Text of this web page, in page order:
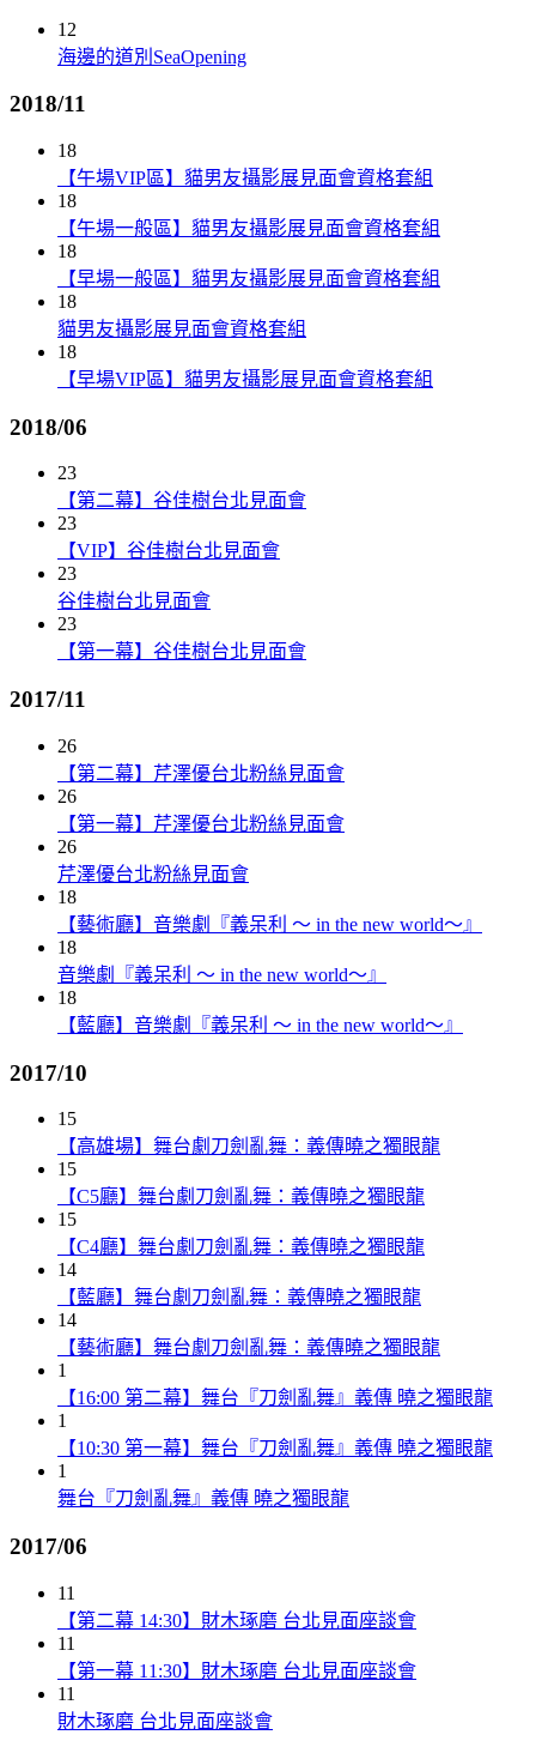
12
海邊的道別SeaOpening
2018/11
18
【午場VIP區】貓男友攝影展見面會資格套組
18
【午場一般區】貓男友攝影展見面會資格套組
18
【早場一般區】貓男友攝影展見面會資格套組
18
貓男友攝影展見面會資格套組
18
【早場VIP區】貓男友攝影展見面會資格套組
2018/06
23
【第二幕】谷佳樹台北見面會
23
【VIP】谷佳樹台北見面會
23
谷佳樹台北見面會
23
【第一幕】谷佳樹台北見面會
2017/11
26
【第二幕】芹澤優台北粉絲見面會
26
【第一幕】芹澤優台北粉絲見面會
26
芹澤優台北粉絲見面會
18
【藝術廳】音樂劇『義呆利 ～ in the new world～』
18
音樂劇『義呆利 ～ in the new world～』
18
【藍廳】音樂劇『義呆利 ～ in the new world～』
2017/10
15
【高雄場】舞台劇刀劍亂舞：義傳曉之獨眼龍
15
【C5廳】舞台劇刀劍亂舞：義傳曉之獨眼龍
15
【C4廳】舞台劇刀劍亂舞：義傳曉之獨眼龍
14
【藍廳】舞台劇刀劍亂舞：義傳曉之獨眼龍
14
【藝術廳】舞台劇刀劍亂舞：義傳曉之獨眼龍
1
【16:00 第二幕】舞台『刀劍亂舞』義傳 曉之獨眼龍
1
【10:30 第一幕】舞台『刀劍亂舞』義傳 曉之獨眼龍
1
舞台『刀劍亂舞』義傳 曉之獨眼龍
2017/06
11
【第二幕 14:30】財木琢磨 台北見面座談會
11
【第一幕 11:30】財木琢磨 台北見面座談會
11
財木琢磨 台北見面座談會